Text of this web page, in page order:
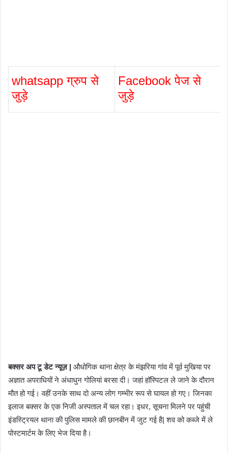
whatsapp ग्रुप से
जुड़े
Facebook पेज से
जुड़े
बक्सर अप टू डेट न्यूज़ | औधोगिक थाना क्षेत्र के मंझरिया गांव में पूर्व मुखिया पर
अज्ञात अपराधियों ने अंधाधुन गोलियां बरसा दी। जहां हॉस्पिटल ले जाने के दौरान
मौत हो गई। वहीं उनके साथ दो अन्य लोग गम्भीर रूप से घायल हो गए। जिनका
इलाज बक्सर के एक निजी अस्पताल में चल रहा। इधर, सूचना मिलने पर पहुंची
इंडस्ट्रियल थाना की पुलिस मामले की छानबीन में जुट गई है| शव को कब्जे में ले
पोस्टमार्टम के लिए भेज दिया है।